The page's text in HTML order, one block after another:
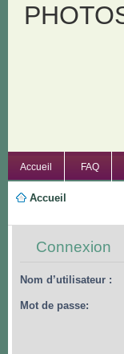
Accueil FAQ
Accueil
Connexion
Nom d’utilisateur :
Mot de passe: